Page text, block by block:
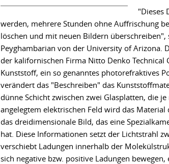
"Dieses
werden, mehrere Stunden ohne Auffrischung
löschen und mit neuen Bildern überschreiben",
Peyghambarian von der University of Arizona.
der kalifornischen Firma Nitto Denko
Kunststoff, ein so genanntes photorefraktives
verändert das "Beschreiben" das
dünne Schicht zwischen zwei Glasplatten, die
angelegtem elektrischen Feld wird das
das dreidimensionale Bild, das eine
hat. Diese Informationen setzt der Lichtstrahl
verschiebt Ladungen innerhalb der
sich negative bzw. positive Ladungen